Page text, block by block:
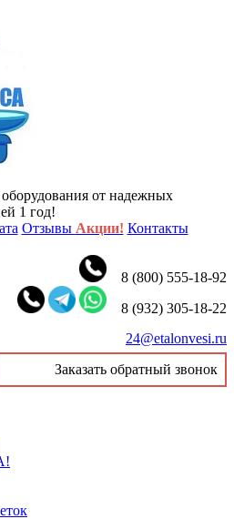
от надежных
1 год!
Отзывы Акции! Контакты
8 (800) 555-18-92
8 (932) 305-18-22
24@etalonvesi.ru
Заказать обратный звонок